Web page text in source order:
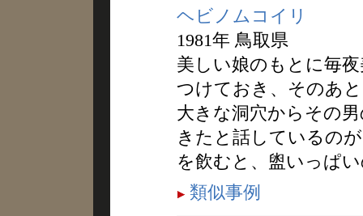
ヘビノムコイリ
1981年 鳥取県
美しい娘のもとに毎
つけておき、そのあ
大きな洞穴からその
きたと話しているの
を飲むと、盥いっぱ
類似事例